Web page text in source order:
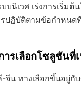
บนิเวศ เร่งการเริ่ม
ปฏิบัติตามข้อกำหนด
รเลือกโซลูชันที่
-จีน ทางเลือกขึ้นอยู่